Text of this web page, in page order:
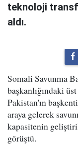
teknoloji
aldı.
Somali Savunma
başkanlığındaki
Pakistan'ın
araya gelerek
kapasitenin
görüştü.